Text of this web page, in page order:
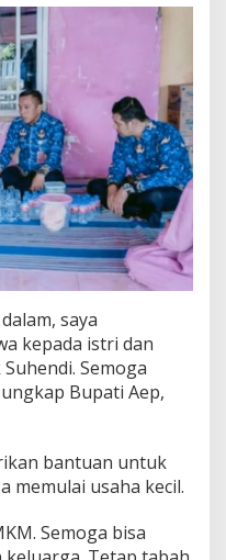
saya
kepada istri dan
Semoga
Bupati Aep,
bantuan untuk
memulai usaha kecil.
Semoga bisa